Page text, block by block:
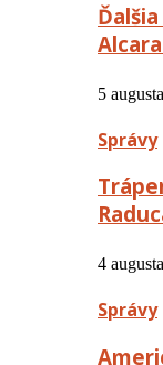
5
Správy
4
Správy